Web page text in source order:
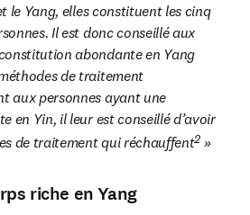
le Yang, elles constituent les cinq
Il est donc conseillé aux
abondante en Yang
de traitement
aux personnes ayant une
en Yin, il leur est conseillé d’avoir
de traitement qui réchauffent2 »
riche en Yang